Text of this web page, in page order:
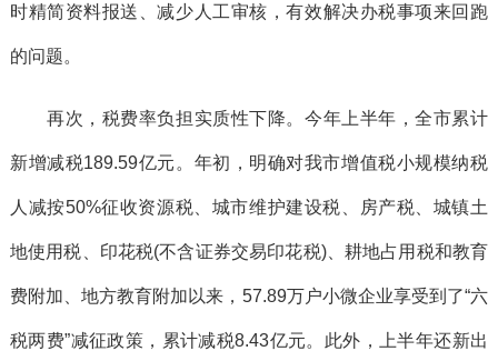
时精简资料报送、减少人工审核，有效解决办税事项来回跑
的问题。
再次，税费率负担实质性下降。今年上半年，全市累计
新增减税189.59亿元。年初，明确对我市增值税小规模纳税
人减按50%征收资源税、城市维护建设税、房产税、城镇土
地使用税、印花税(不含证券交易印花税)、耕地占用税和教育
费附加、地方教育附加以来，57.89万户小微企业享受到了“六
税两费”减征政策，累计减税8.43亿元。此外，上半年还新出